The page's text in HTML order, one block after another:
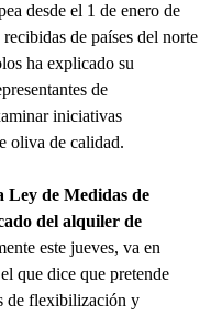
desde el 1 de enero de
de países del norte
ha explicado su
de
iniciativas
oliva de calidad.
Ley de Medidas de
del alquiler de
este jueves, va en
que dice que pretende
de flexibilización y